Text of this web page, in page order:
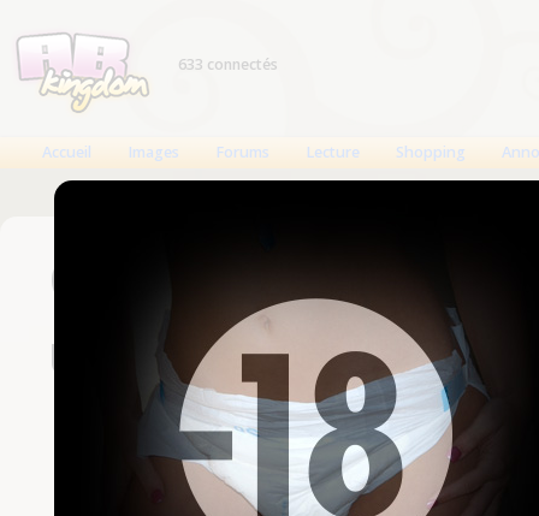
633 connectés
Accueil Images Forums Lecture Shopping
Connexion
Un compte est
Nom d'utilisateur